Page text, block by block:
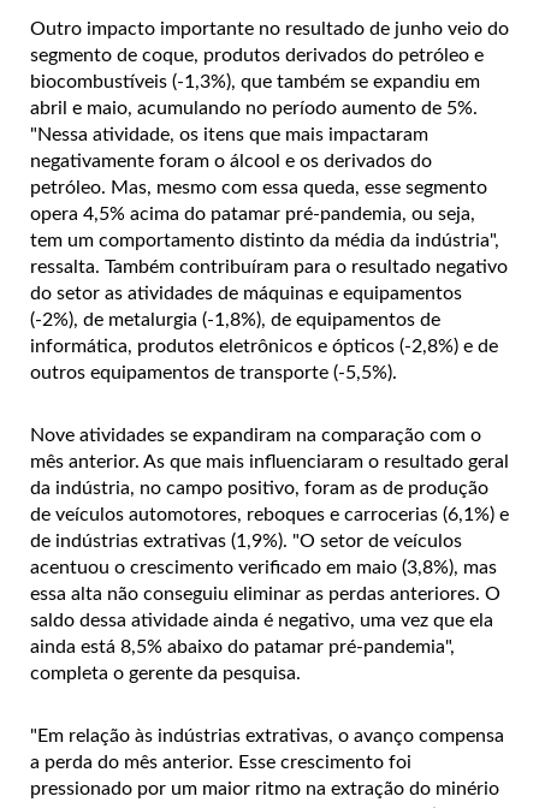
Outro impacto importante no resultado de junho veio do
segmento de coque, produtos derivados do petróleo e
biocombustíveis (-1,3%), que também se expandiu em
abril e maio, acumulando no período aumento de 5%.
"Nessa atividade, os itens que mais impactaram
negativamente foram o álcool e os derivados do
petróleo. Mas, mesmo com essa queda, esse segmento
opera 4,5% acima do patamar pré-pandemia, ou seja,
tem um comportamento distinto da média da indústria",
ressalta. Também contribuíram para o resultado negativo
do setor as atividades de máquinas e equipamentos
(-2%), de metalurgia (-1,8%), de equipamentos de
informática, produtos eletrônicos e ópticos (-2,8%) e de
outros equipamentos de transporte (-5,5%).
Nove atividades se expandiram na comparação com o
mês anterior. As que mais influenciaram o resultado geral
da indústria, no campo positivo, foram as de produção
de veículos automotores, reboques e carrocerias (6,1%) e
de indústrias extrativas (1,9%). "O setor de veículos
acentuou o crescimento verificado em maio (3,8%), mas
essa alta não conseguiu eliminar as perdas anteriores. O
saldo dessa atividade ainda é negativo, uma vez que ela
ainda está 8,5% abaixo do patamar pré-pandemia",
completa o gerente da pesquisa.
"Em relação às indústrias extrativas, o avanço compensa
a perda do mês anterior. Esse crescimento foi
pressionado por um maior ritmo na extração do minério